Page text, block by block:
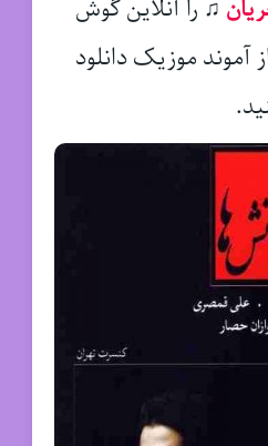
♫ را آنلاین گوش
آموند موزیک دانلود